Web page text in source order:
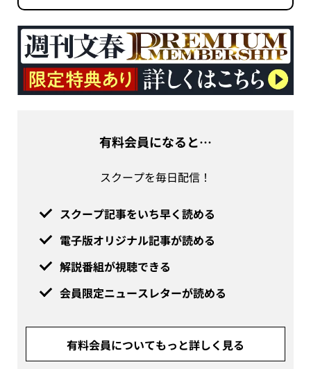
有料会員になると…
スクープを毎日配信！
スクープ記事をいち早く読める
電子版オリジナル記事が読める
解説番組が視聴できる
会員限定ニュースレターが読める
有料会員についてもっと詳しく見る